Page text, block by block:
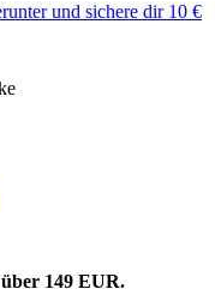
und sichere dir 10 €
149 EUR.